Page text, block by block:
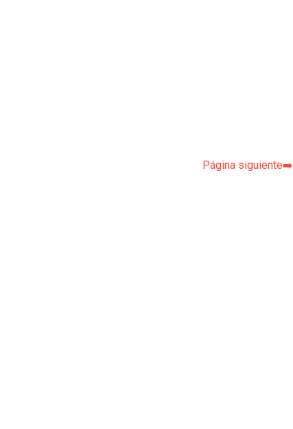
Página siguiente➡️